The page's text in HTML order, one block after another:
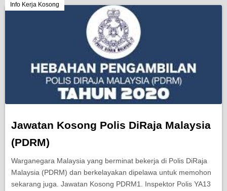
Info Kerja Kosong
Jawatan Kosong Polis DiRaja Malaysia
(PDRM)
Warganegara Malaysia yang berminat bekerja di Polis DiRaja
Malaysia (PDRM) dan berkelayakan dipelawa untuk memohon
sekarang juga. Jawatan Kosong PDRM1. Inspektor Polis YA13